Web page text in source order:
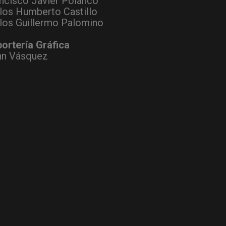
Humberto Castillo
Guillermo Palomino
Gráfica
Vásquez